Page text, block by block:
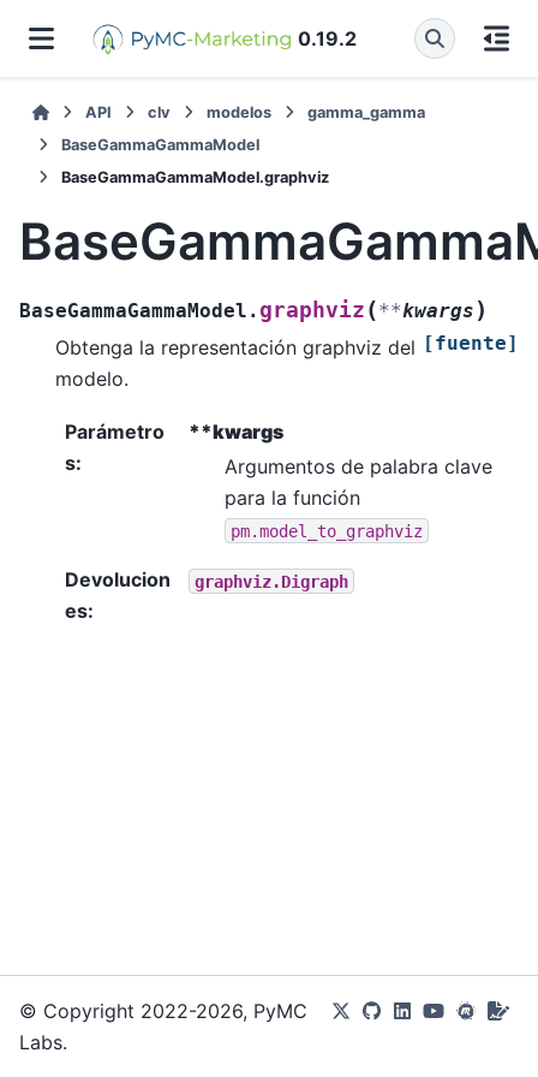
0.19.2
API clv modelos
gamma_gamma
BaseGammaGammaModel
BaseGammaGammaModel.graphviz
BaseGammaGammaModel. graphviz (**kwargs )
[fuente]
Obtenga la representación graphviz del
modelo.
Parámetro
s:
**kwargs
Argumentos de palabra clave
para la función
pm.model_to_graphviz
Devolucion
es:
graphviz.Digraph
© Copyright 2022-2026, PyMC
Labs.